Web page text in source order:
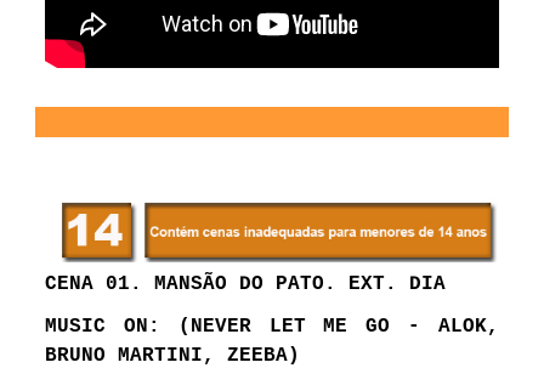
CENA 01. MANSÃO DO PATO. EXT. DIA
MUSIC ON:
(NEVER LET ME GO - ALOK,
BRUNO MARTINI, ZEEBA)